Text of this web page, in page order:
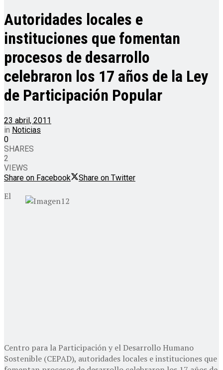
Autoridades locales e
instituciones que fomentan
procesos de desarrollo
celebraron los 17 años de la Ley
de Participación Popular
23 abril, 2011
in Noticias
0
SHARES
2
VIEWS
Share on Facebook
Share on Twitter
El
Centro para la Participación y el Desarrollo Humano
Sostenible (CEPAD), autoridades locales e instituciones que